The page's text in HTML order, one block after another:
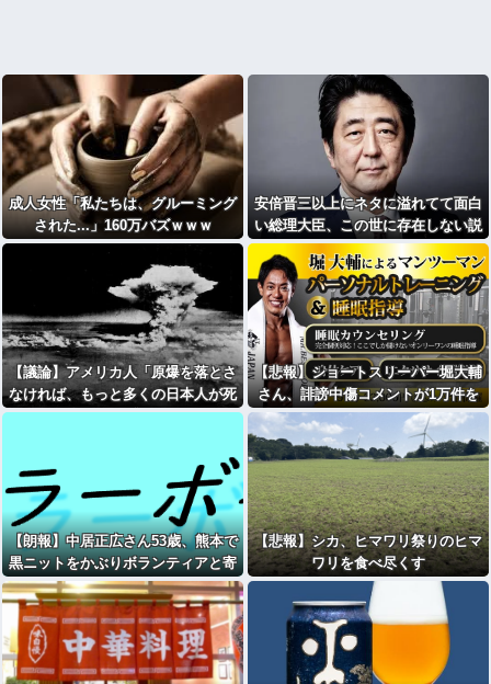
成人女性「私たちは、グルーミング
された...」160万バズｗｗｗ
安倍晋三以上にネタに溢れてて面白
い総理大臣、この世に存在しない説
wwwwwww
【議論】アメリカ人「原爆を落とさ
なければ、もっと多くの日本人が死
んでいた」←この主張どう思う？
【悲報】ショートスリーパー堀大輔
さん、誹謗中傷コメントが1万件を
越えて配信中に号泣
【朗報】中居正広さん53歳、熊本で
黒ニットをかぶりボランティアと寄
付をしている模様
【悲報】シカ、ヒマワリ祭りのヒマ
ワリを食べ尽くす